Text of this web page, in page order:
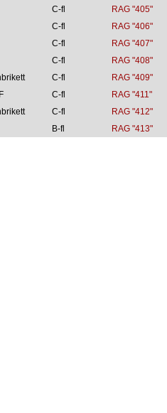
C-fl
RAG "405"
C-fl
RAG "406"
C-fl
RAG "407"
C-fl
RAG "408"
C-fl
RAG "409"
C-fl
RAG "411"
C-fl
RAG "412"
B-fl RAG "413"